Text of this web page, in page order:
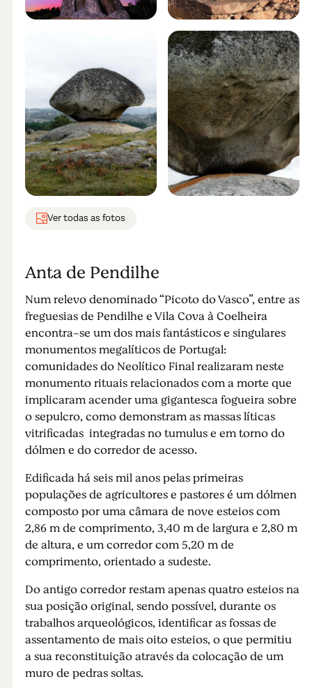
Ver todas as fotos
Anta de Pendilhe
Num relevo denominado “Picoto do Vasco”, entre as
freguesias de Pendilhe e Vila Cova à Coelheira
encontra-se um dos mais fantásticos e singulares
monumentos megalíticos de Portugal:
comunidades do Neolítico Final realizaram neste
monumento rituais relacionados com a morte que
implicaram acender uma gigantesca fogueira sobre
o sepulcro, como demonstram as massas líticas
vitrificadas integradas no tumulus e em torno do
dólmen e do corredor de acesso.
Edificada há seis mil anos pelas primeiras
populações de agricultores e pastores é um dólmen
composto por uma câmara de nove esteios com
2,86 m de comprimento, 3,40 m de largura e 2,80 m
de altura, e um corredor com 5,20 m de
comprimento, orientado a sudeste.
Do antigo corredor restam apenas quatro esteios na
sua posição original, sendo possível, durante os
trabalhos arqueológicos, identificar as fossas de
assentamento de mais oito esteios, o que permitiu
a sua reconstituição através da colocação de um
muro de pedras soltas.